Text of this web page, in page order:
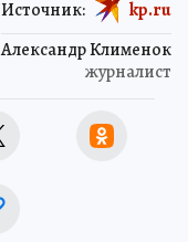
Александр Клименок
журналист
Источник: kp.ru